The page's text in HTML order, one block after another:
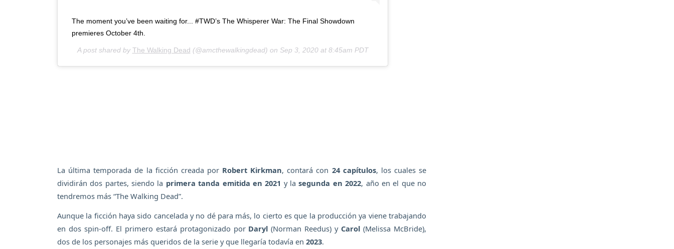
The moment you’ve been waiting for... #TWD’s The Whisperer War: The Final Showdown
premieres October 4th.
A post shared by The Walking Dead (@amcthewalkingdead) on Sep 3, 2020 at 8:45am PDT
La última temporada de la ficción creada por Robert Kirkman, contará con 24 capítulos, los cuales se
dividirán dos partes, siendo la primera tanda emitida en 2021 y lasegunda en 2022, año en el que no
tendremos más “The Walking Dead”.
Aunque la ficción haya sido cancelada y no dé para más, lo cierto es que la producción ya viene trabajando
en dos spin-off. El primero estará protagonizado por Daryl (Norman Reedus) y Carol (Melissa McBride),
dos de los personajes más queridos de la serie y que llegaría todavía en 2023.